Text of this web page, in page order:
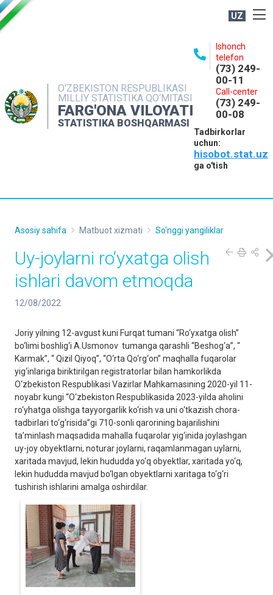
UZ
O‘ZBEKISTON RESPUBLIKASI
MILLIY STATISTIKA QO‘MITASI
FARG'ONA VILOYATI
STATISTIKA BOSHQARMASI
Ishonch
telefon
(73) 249-
00-11
Call-center
(73) 249-
00-08
Tadbirkorlar
uchun:
hisobot.stat.uz
ga o'tish
NASHRLAR
INTERAKTIV XIZMATLAR
MATBUOT XIZMATI
Asosiy sahifa Matbuot xizmati So'nggi yangiliklar
Uy-joylarni ro‘yxatga olish
ishlari davom etmoqda
12/08/2022
Joriy yilning 12-avgust kuni Furqat tumani “Ro‘yxatga olish”
bo‘limi boshlig‘i A.Usmonov tumanga qarashli “Beshog‘a”, “
Karmak”, “ Qizil Qiyoq”, “O‘rta Qo‘rg‘on” maqhalla fuqarolar
yig‘inlariga biriktirilgan registratorlar bilan hamkorlikda
O‘zbekiston Respublikasi Vazirlar Mahkamasining 2020-yil 11-
noyabr kungi “O‘zbekiston Respublikasida 2023-yilda aholini
ro‘yhatga olishga tayyorgarlik ko‘rish va uni o‘tkazish chora-
tadbirlari to‘g‘risida”gi 710-sonli qarorining bajarilishini
ta’minlash maqsadida mahalla fuqarolar yig‘inida joylashgan
uy-joy obyektlarni, noturar joylarni, raqamlanmagan uylarni,
xaritada mavjud, lekin hududda yo‘q obyektlar, xaritada yo‘q,
lekin hududda mavjud bo‘lgan obyektlarni xaritaga to‘g‘ri
tushirish ishlarini amalga oshirdilar.